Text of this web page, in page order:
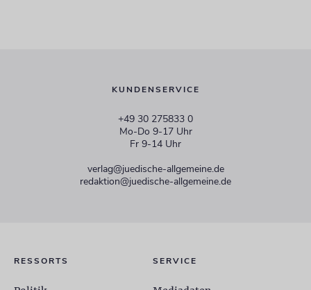
KUNDENSERVICE
+49 30 275833 0
Mo-Do 9-17 Uhr
Fr 9-14 Uhr
verlag@juedische-allgemeine.de
redaktion@juedische-allgemeine.de
RESSORTS SERVICE